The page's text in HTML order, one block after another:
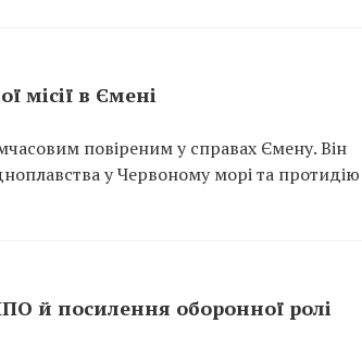
місії в Ємені
повіреним у справах Ємену. Він
у Червоному морі та протидію
й посилення оборонної ролі